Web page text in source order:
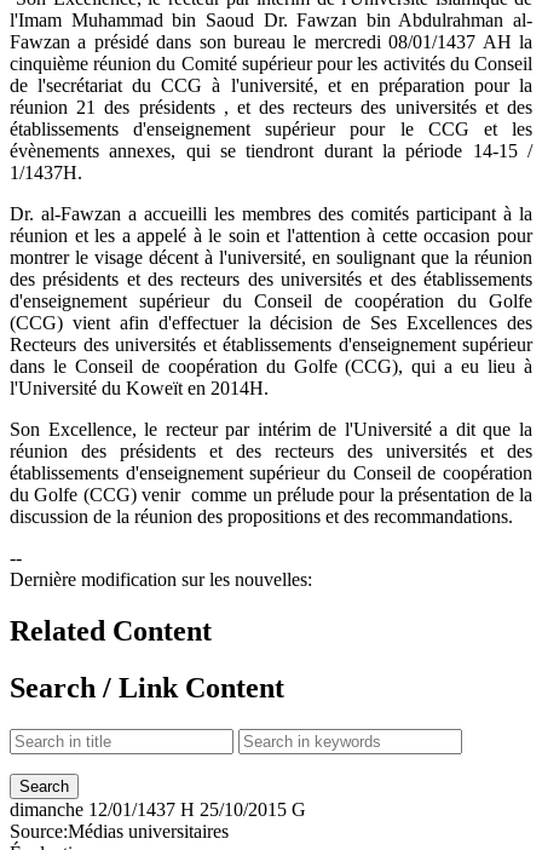
l'Imam Muhammad bin Saoud Dr. Fawzan bin Abdulrahman al-
Fawzan a présidé dans son bureau le mercredi 08/01/1437 AH la
cinquième réunion du Comité supérieur pour les activités du Conseil
de l'secrétariat du CCG à l'université, et en préparation pour la
réunion 21 des présidents , et des recteurs des universités et des
établissements d'enseignement supérieur pour le CCG et les
évènements annexes, qui se tiendront durant la période 14-15 /
1/1437H.
Dr. al-Fawzan a accueilli les membres des comités participant à la
réunion et les a appelé à le soin et l'attention à cette occasion pour
montrer le visage décent à l'université, en soulignant que la réunion
des présidents et des recteurs des universités et des établissements
d'enseignement supérieur du Conseil de coopération du Golfe
(CCG) vient afin d'effectuer la décision de Ses Excellences des
Recteurs des universités et établissements d'enseignement supérieur
dans le Conseil de coopération du Golfe (CCG), qui a eu lieu à
l'Université du Koweït en 2014H.
Son Excellence, le recteur par intérim de l'Université a dit que la
réunion des présidents et des recteurs des universités et des
établissements d'enseignement supérieur du Conseil de coopération
du Golfe (CCG) venir comme un prélude pour la présentation de la
discussion de la réunion des propositions et des recommandations.
--
Dernière modification sur les nouvelles:
Related Content
Search / Link Content
dimanche 12/01/1437 H 25/10/2015 G
Source:Médias universitaires